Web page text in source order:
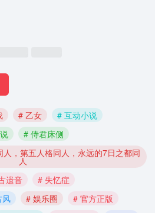
# 乙女
# 互动小说
# 侍君床侧
，第五人格同人，永远的7日之都同
人
遗音
# 失忆症
风
# 娱乐圈
# 官方正版